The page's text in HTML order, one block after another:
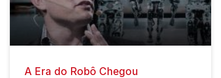
A Era do Robô Chegou